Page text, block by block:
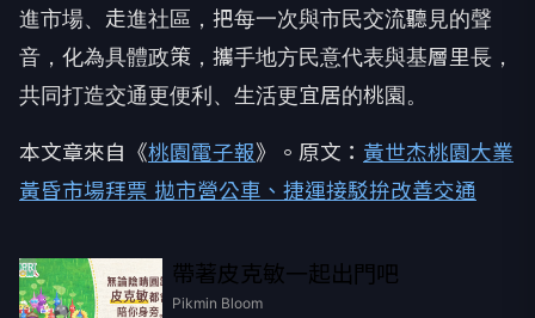
進市場、走進社區，把每一次與市民交流聽見的聲
音，化為具體政策，攜手地方民意代表與基層里長，
共同打造交通更便利、生活更宜居的桃園。
本文章來自《桃園電子報》。原文： 黃世杰桃園大業
黃昏市場拜票 拋市營公車、捷運接駁拚改善交通
PR 帶著皮克敏一起出門吧
Pikmin Bloom